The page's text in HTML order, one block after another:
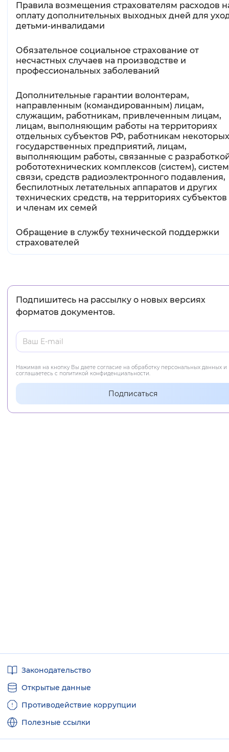
Правила возмещения страхователям расходов
оплату дополнительных выходных дней для
детьми-инвалидами
Обязательное социальное страхование от
несчастных случаев на производстве и
профессиональных заболеваний
Дополнительные гарантии волонтерам,
направленным (командированным) лицам,
служащим, работникам, привлеченным лицам,
лицам, выполняющим работы на территориях
отдельных субъектов РФ, работникам некоторых
государственных предприятий, лицам,
выполняющим работы, связанные с
робототехнических комплексов (систем), систем
связи, средств радиоэлектронного подавления,
беспилотных летательных аппаратов и других
технических средств, на территориях
и членам их семей
Обращение в службу технической поддержки
страхователей
Подпишитесь на рассылку о новых версиях
форматов документов.
Нажимая на кнопку Вы даете согласие на обработку персональных данных и
соглашаетесь с политикой конфиденциальности.
Подписаться
ссылкиЗаконодательство
Открытые данные
Противодействие коррупции
Полезные ссылки